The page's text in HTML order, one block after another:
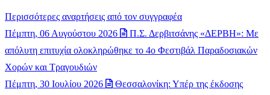
Περισσότερες αναρτήσεις από τον συγγραφέα
Πέμπτη, 06 Αυγούστου 2026
Π.Σ. Δερβιτσάνης «ΔΕΡΒΗ»: Με
απόλυτη επιτυχία ολοκληρώθηκε το 4ο Φεστιβάλ Παραδοσιακών
Χορών και Τραγουδιών
Πέμπτη, 30 Ιουλίου 2026
Θεσσαλονίκη: Υπέρ της έκδοσης